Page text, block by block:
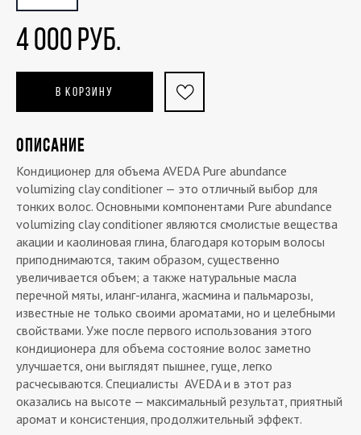
4 000 РУБ.
В КОРЗИНУ
ОПИСАНИЕ
Кондиционер для объема AVEDA Pure abundance
volumizing clay conditioner — это отличный выбор для
тонких волос. Основными компонентами Pure abundance
volumizing clay conditioner являются смолистые вещества
акации и каолиновая глина, благодаря которым волосы
приподнимаются, таким образом, существенно
увеличивается объем; а также натуральные масла
перечной мяты, иланг-иланга, жасмина и пальмарозы,
известные не только своими ароматами, но и целебными
свойствами. Уже после первого использования этого
кондиционера для объема состояние волос заметно
улучшается, они выглядят пышнее, гуще, легко
расчесываются. Специалисты AVEDA и в этот раз
оказались на высоте — максимальный результат, приятный
аромат и консистенция, продолжительный эффект.